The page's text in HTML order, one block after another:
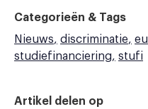
Categorieën & Tags
Nieuws
discriminatie eu
studiefinanciering
stufi
Artikel delen op